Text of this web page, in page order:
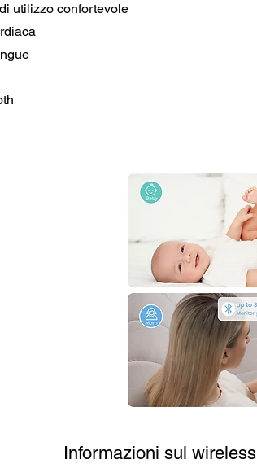
utilizzo confortevole
Informazioni sul wireless